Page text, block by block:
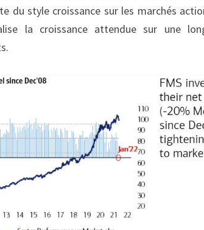
du style croissance sur les marchés
la croissance attendue sur une